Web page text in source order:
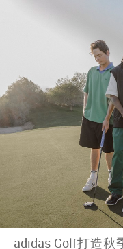
adidas Golf打造秋